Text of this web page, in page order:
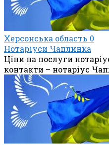
Херсонська область 0
Нотаріуси Чаплинка
Ціни на послуги
контакти – нотаріус